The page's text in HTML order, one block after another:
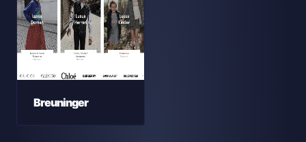
Breuninger